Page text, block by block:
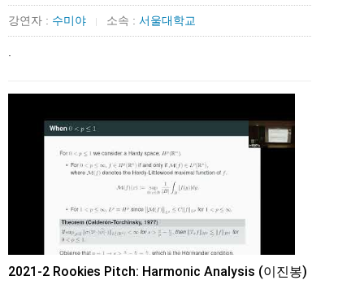
강연자 : 수미야 | 소속 : 서울대학교
2021-2 Rookies Pitch: Harmonic Analysis (이진봉)